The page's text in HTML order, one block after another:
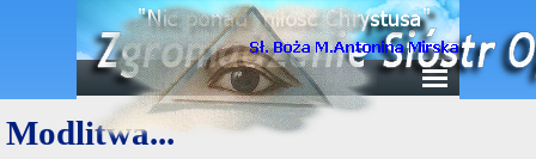
Modlitwa...